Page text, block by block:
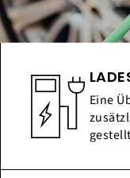
Eine